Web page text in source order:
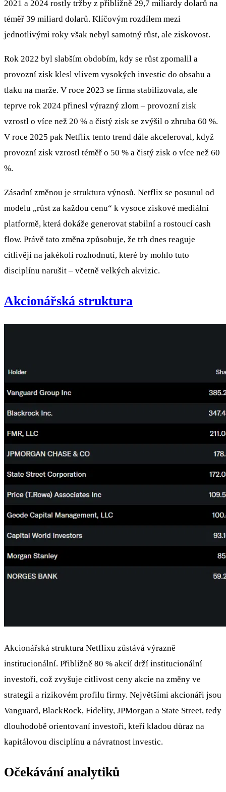
2021 a 2024 rostly tržby z přibližně 29,7 miliardy dolarů na
téměř 39 miliard dolarů. Klíčovým rozdílem mezi
jednotlivými roky však nebyl samotný růst, ale ziskovost.
Rok 2022 byl slabším obdobím, kdy se růst zpomalil a
provozní zisk klesl vlivem vysokých investic do obsahu a
tlaku na marže. V roce 2023 se firma stabilizovala, ale
teprve rok 2024 přinesl výrazný zlom – provozní zisk
vzrostl o více než 20 % a čistý zisk se zvýšil o zhruba 60 %.
V roce 2025 pak Netflix tento trend dále akceleroval, když
provozní zisk vzrostl téměř o 50 % a čistý zisk o více než 60
%.
Zásadní změnou je struktura výnosů. Netflix se posunul od
modelu „růst za každou cenu“ k vysoce ziskové mediální
platformě, která dokáže generovat stabilní a rostoucí cash
flow. Právě tato změna způsobuje, že trh dnes reaguje
citlivěji na jakékoli rozhodnutí, které by mohlo tuto
disciplínu narušit – včetně velkých akvizic.
Akcionářská struktura
Akcionářská struktura Netflixu zůstává výrazně
institucionální. Přibližně 80 % akcií drží institucionální
investoři, což zvyšuje citlivost ceny akcie na změny ve
strategii a rizikovém profilu firmy. Největšími akcionáři jsou
Vanguard, BlackRock, Fidelity, JPMorgan a State Street, tedy
dlouhodobě orientovaní investoři, kteří kladou důraz na
kapitálovou disciplínu a návratnost investic.
Očekávání analytiků